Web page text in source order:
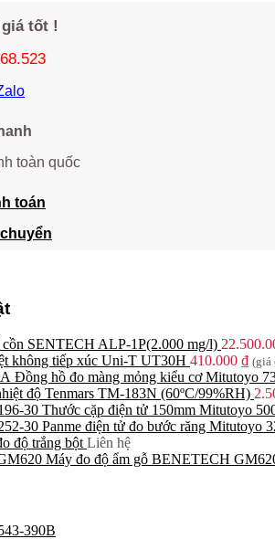
tốt !
toàn quốc
toán
SENTECH ALP-1P(2.000 mg/l)
không tiếp xúc Uni-T UT30H 410.000 ₫ (giá
Đồng hồ đo màng mỏng kiểu cơ Mitutoyo
độ Tenmars TM-183N (60ºC/99%RH)
Thước cặp điện tử 150mm Mitutoyo
Panme điện tử đo bước răng Mitutoyo
độ trắng bột Liên hệ
Máy đo độ ẩm gỗ BENETECH